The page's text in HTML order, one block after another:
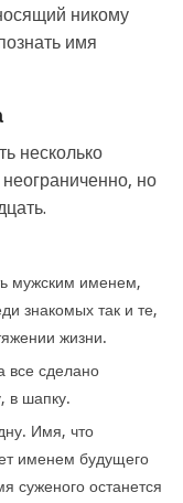
никому
имя
несколько
но
мужским именем,
знакомых так и те,
жизни.
все сделано
в шапку.
Имя, что
именем будущего
суженого останется